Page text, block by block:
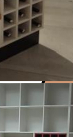
Для получения
оборудования